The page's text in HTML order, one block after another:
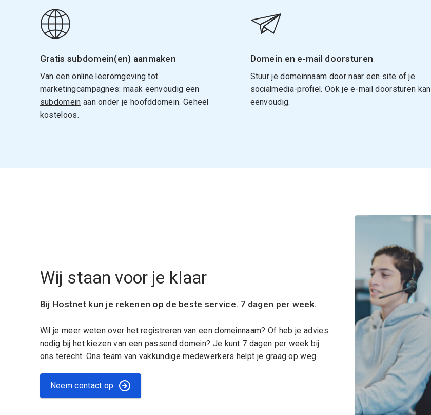
Gratis subdomein(en) aanmaken
Van een online leeromgeving tot
marketingcampagnes: maak eenvoudig een
subdomein aan onder je hoofddomein. Geheel
kosteloos.
Domein en e-mail doorsturen
Stuur je domeinnaam door naar een site of je
socialmedia-profiel. Ook je e-mail doorsturen kan
eenvoudig.
Wij staan voor je klaar
Bij Hostnet kun je rekenen op de beste service. 7 dagen per week.
Wil je meer weten over het registreren van een domeinnaam? Of heb je advies
nodig bij het kiezen van een passend domein? Je kunt 7 dagen per week bij
ons terecht. Ons team van vakkundige medewerkers helpt je graag op weg.
Neem contact op